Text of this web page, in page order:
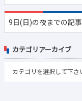
9日(日)の夜までの記事
カテゴリアーカイブ